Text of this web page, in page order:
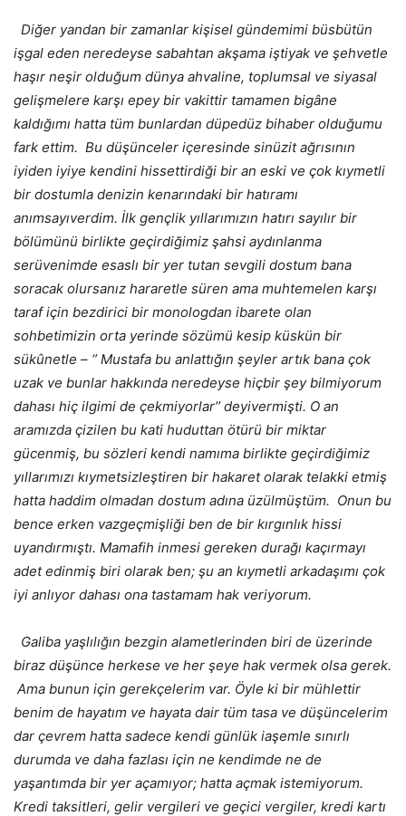
Diğer yandan bir zamanlar kişisel gündemimi büsbütün
işgal eden neredeyse sabahtan akşama iştiyak ve şehvetle
haşır neşir olduğum dünya ahvaline, toplumsal ve siyasal
gelişmelere karşı epey bir vakittir tamamen bigâne
kaldığımı hatta tüm bunlardan düpedüz bihaber olduğumu
fark ettim. Bu düşünceler içeresinde sinüzit ağrısının
iyiden iyiye kendini hissettirdiği bir an eski ve çok kıymetli
bir dostumla denizin kenarındaki bir hatıramı
anımsayıverdim. İlk gençlik yıllarımızın hatırı sayılır bir
bölümünü birlikte geçirdiğimiz şahsi aydınlanma
serüvenimde esaslı bir yer tutan sevgili dostum bana
soracak olursanız hararetle süren ama muhtemelen karşı
taraf için bezdirici bir monologdan ibarete olan
sohbetimizin orta yerinde sözümü kesip küskün bir
sükûnetle – ‘’ Mustafa bu anlattığın şeyler artık bana çok
uzak ve bunlar hakkında neredeyse hiçbir şey bilmiyorum
dahası hiç ilgimi de çekmiyorlar’’ deyivermişti. O an
aramızda çizilen bu kati huduttan ötürü bir miktar
gücenmiş, bu sözleri kendi namıma birlikte geçirdiğimiz
yıllarımızı kıymetsizleştiren bir hakaret olarak telakki etmiş
hatta haddim olmadan dostum adına üzülmüştüm. Onun bu
bence erken vazgeçmişliği ben de bir kırgınlık hissi
uyandırmıştı. Mamafih inmesi gereken durağı kaçırmayı
adet edinmiş biri olarak ben; şu an kıymetli arkadaşımı çok
iyi anlıyor dahası ona tastamam hak veriyorum.
Galiba yaşlılığın bezgin alametlerinden biri de üzerinde
biraz düşünce herkese ve her şeye hak vermek olsa gerek.
Ama bunun için gerekçelerim var. Öyle ki bir mühlettir
benim de hayatım ve hayata dair tüm tasa ve düşüncelerim
dar çevrem hatta sadece kendi günlük iaşemle sınırlı
durumda ve daha fazlası için ne kendimde ne de
yaşantımda bir yer açamıyor; hatta açmak istemiyorum.
Kredi taksitleri, gelir vergileri ve geçici vergiler, kredi kartı